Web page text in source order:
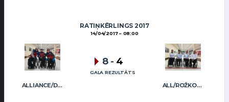
RATIŅKĒRLINGS 2017
14/04/2017 08:00
ALLIANCE/DIMBOVSKIS ALL/ROŽKOVA
8 - 4
GALA REZULTĀTS